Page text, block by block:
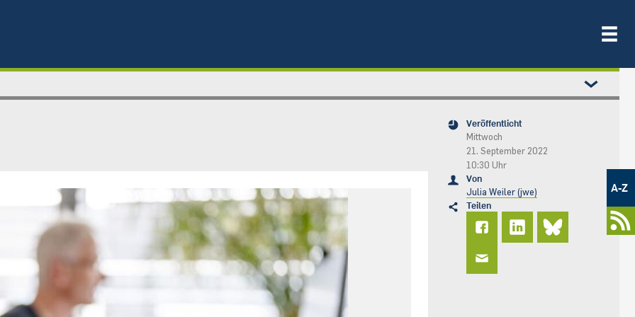
Metamenü
A-Z
Veröffentlicht
Mittwoch
21. September 2022
10:30 Uhr
Von
Julia Weiler (jwe)
Teilen